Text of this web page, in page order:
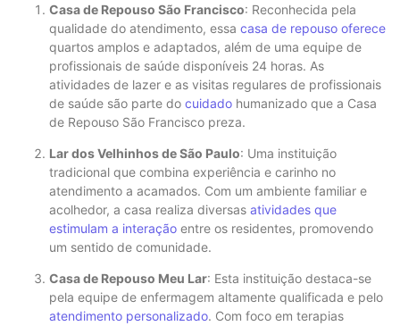
Casa de Repouso São Francisco: Reconhecida pela
qualidade do atendimento, essa casa de repouso oferece
quartos amplos e adaptados, além de uma equipe de
profissionais de saúde disponíveis 24 horas. As
atividades de lazer e as visitas regulares de profissionais
de saúde são parte do cuidado humanizado que a Casa
de Repouso São Francisco preza.
Lar dos Velhinhos de São Paulo: Uma instituição
tradicional que combina experiência e carinho no
atendimento a acamados. Com um ambiente familiar e
acolhedor, a casa realiza diversas atividades que
estimulam a interação entre os residentes, promovendo
um sentido de comunidade.
Casa de Repouso Meu Lar: Esta instituição destaca-se
pela equipe de enfermagem altamente qualificada e pelo
atendimento personalizado. Com foco em terapias